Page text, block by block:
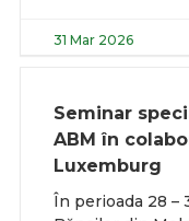
31 Mar 2026
Seminar
ABM în
Luxemburg
În perioada 28 –